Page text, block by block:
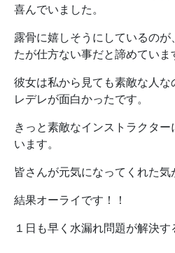
喜んでいました。
露骨に嬉しそうにしているの
たが仕方ない事だと諦めていま
彼女は私から見ても素敵な人
レデレが面白かったです。
きっと素敵なインストラクタ
います。
皆さんが元気になってくれた気
結果オーライです！！
１日も早く水漏れ問題が解決す